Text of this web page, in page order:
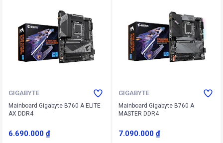
GIGABYTE
Mainboard Gigabyte B760 A ELITE
AX DDR4
6.690.000 ₫
GIGABYTE
Mainboard Gigabyte B760 A
MASTER DDR4
7.090.000 ₫